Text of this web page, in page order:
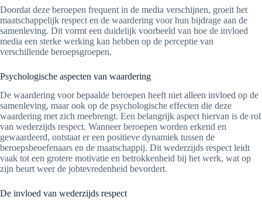
Doordat deze beroepen frequent in de media verschijnen, groeit het
maatschappelijk respect en de waardering voor hun bijdrage aan de
samenleving. Dit vormt een duidelijk voorbeeld van hoe de invloed
media een sterke werking kan hebben op de perceptie van
verschillende beroepsgroepen.
Psychologische aspecten van waardering
De waardering voor bepaalde beroepen heeft niet alleen invloed op de
samenleving, maar ook op de psychologische effecten die deze
waardering met zich meebrengt. Een belangrijk aspect hiervan is de rol
van wederzijds respect. Wanneer beroepen worden erkend en
gewaardeerd, ontstaat er een positieve dynamiek tussen de
beroepsbeoefenaars en de maatschappij. Dit wederzijds respect leidt
vaak tot een grotere motivatie en betrokkenheid bij het werk, wat op
zijn beurt weer de jobtevredenheid bevordert.
De invloed van wederzijds respect